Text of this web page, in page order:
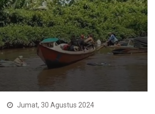
Jumat, 30 Agustus 2024